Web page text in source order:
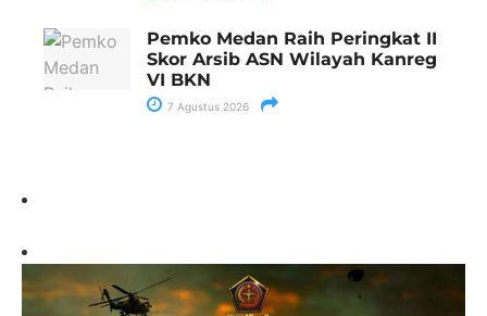
Pemko Medan Raih Peringkat II
Skor Arsib ASN Wilayah Kanreg
VI BKN
7 Agustus 2026